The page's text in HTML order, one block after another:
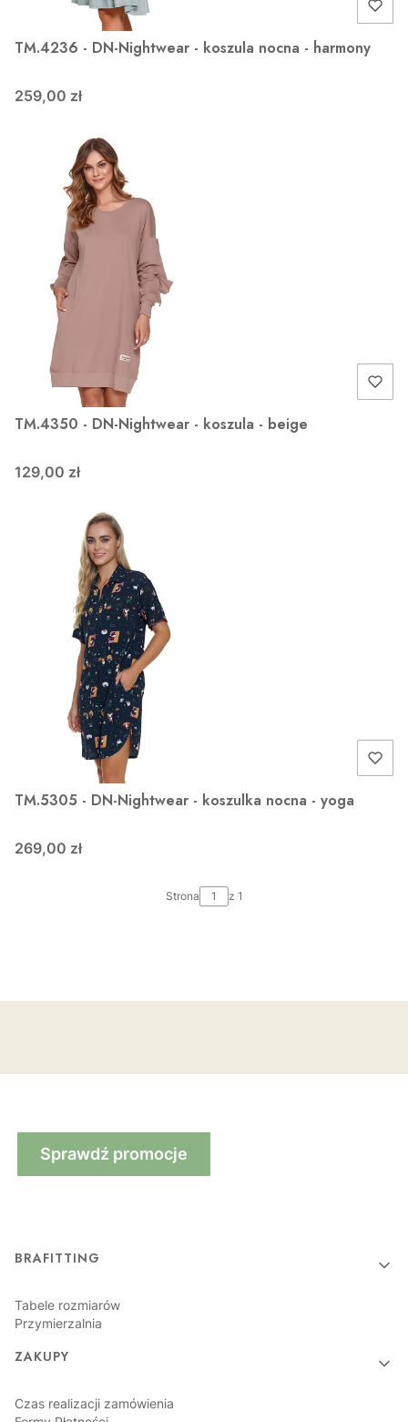
TM.4236 - DN-Nightwear - koszula nocna - harmony
259,00 zł
TM.4350 - DN-Nightwear - koszula - beige
129,00 zł
TM.5305 - DN-Nightwear - koszulka nocna - yoga
269,00 zł
Strona z 1
Sprawdź promocje
Linki w stopce
BRAFITTING
Tabele rozmiarów
Przymierzalnia
ZAKUPY
Czas realizacji zamówienia